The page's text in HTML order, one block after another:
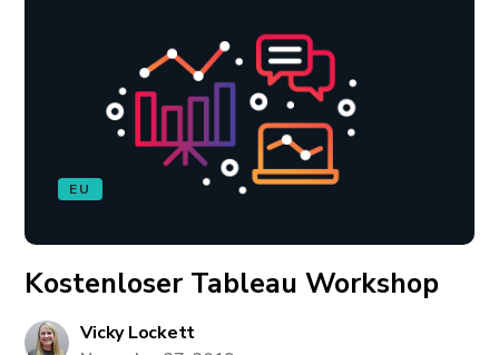
EU
Kostenloser Tableau Workshop
Vicky Lockett